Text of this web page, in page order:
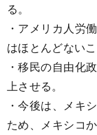
る。
・アメリカ人労
はほとんどない
・移民の自由化
上させる。
・今後は、メキ
ため、メキシコ